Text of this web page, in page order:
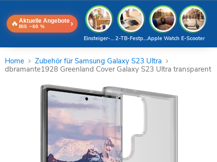
🔥 Aktuelle Angebote
BIS −60 % ›
E-Scooter
Apple Watch
2-TB-Festplatte
Einsteiger-Handy
Home
Zubehör für Samsung Galaxy S23 Ultra
dbramante1928 Greenland Cover Galaxy S23 Ultra transparent